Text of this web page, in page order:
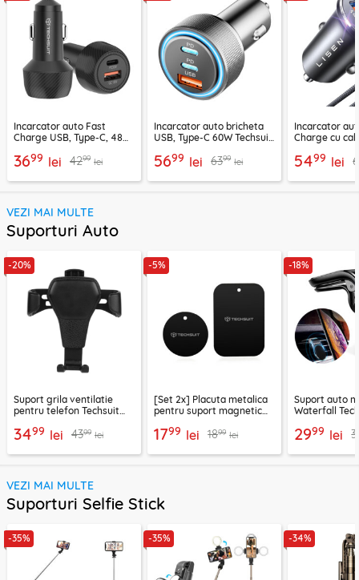
Incarcator auto Fast
Charge USB, Type-C, 48W
3699 lei 4299 lei
Incarcator auto bricheta
USB, Type-C 60W Techsuit
5699 lei 6399 lei
Incarcator
Charge cu
5499 lei
VEZI MAI MULTE
Suporturi Auto
-20%
Suport grila ventilatie
pentru telefon Techsuit
3499 lei 4399 lei
-5%
[Set 2x] Placuta metalica
pentru suport magnetic
negru
1799 lei 1899 lei
-18%
Suport auto
Waterfall
2999 lei
VEZI MAI MULTE
Suporturi Selfie Stick
-35% -35% -34%